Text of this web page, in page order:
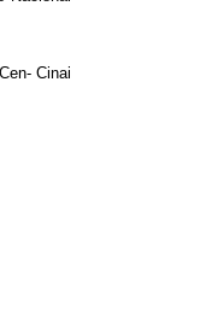
Cinai